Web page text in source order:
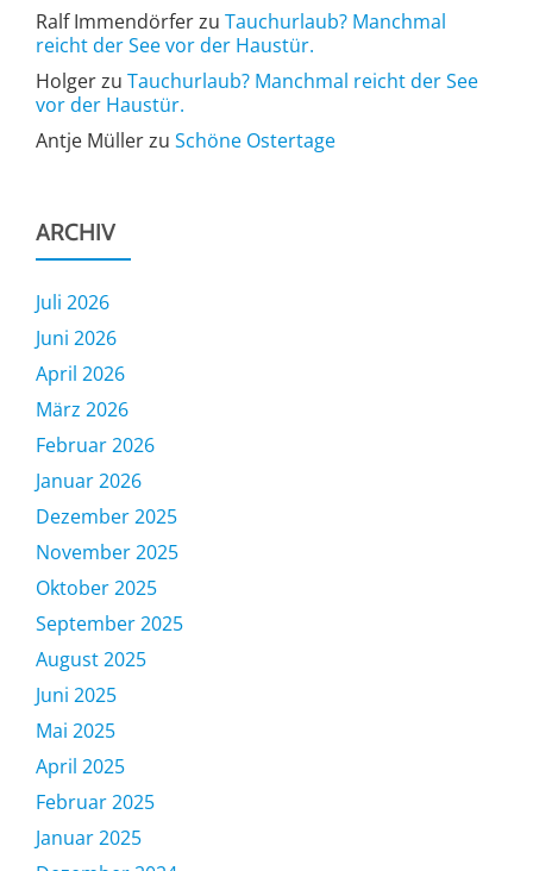
Ralf Immendörferzu Tauchurlaub? Manchmal
reicht der See vor der Haustür.
Holgerzu Tauchurlaub? Manchmal reicht der See
vor der Haustür.
Antje Müllerzu Schöne Ostertage
ARCHIV
Juli 2026
Juni 2026
April 2026
März 2026
Februar 2026
Januar 2026
Dezember 2025
November 2025
Oktober 2025
September 2025
August 2025
Juni 2025
Mai 2025
April 2025
Februar 2025
Januar 2025